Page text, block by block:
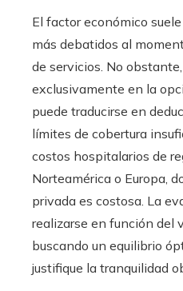
El factor económico
más debatidos al
de servicios. No
exclusivamente en la
puede traducirse en
límites de cobertura
costos hospitalarios de
Norteamérica o Europa,
privada es costosa. La
realizarse en función del
buscando un equilibrio
justifique la tranquilidad